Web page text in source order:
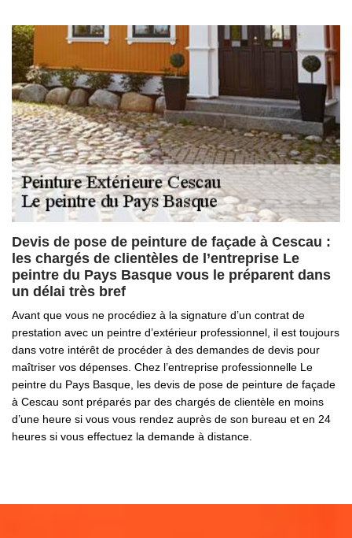
Devis de pose de peinture de façade à Cescau :
les chargés de clientèles de l’entreprise Le
peintre du Pays Basque vous le préparent dans
un délai très bref
Avant que vous ne procédiez à la signature d’un contrat de
prestation avec un peintre d’extérieur professionnel, il est toujours
dans votre intérêt de procéder à des demandes de devis pour
maîtriser vos dépenses. Chez l’entreprise professionnelle Le
peintre du Pays Basque, les devis de pose de peinture de façade
à Cescau sont préparés par des chargés de clientèle en moins
d’une heure si vous vous rendez auprès de son bureau et en 24
heures si vous effectuez la demande à distance.